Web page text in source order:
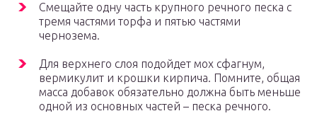
Смещайте одну часть крупного речного песка с
тремя частями торфа и пятью частями
чернозема.
Для верхнего слоя подойдет мох сфагнум,
вермикулит и крошки кирпича. Помните, общая
масса добавок обязательно должна быть меньше
одной из основных частей – песка речного.